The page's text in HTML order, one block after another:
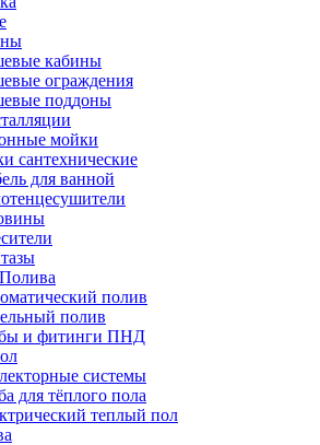
кабины
ограждения
поддоны
мойки
сантехнические
для ванной
полив
полив
и фитинги ПНД
системы
для тёплого пола
теплый пол